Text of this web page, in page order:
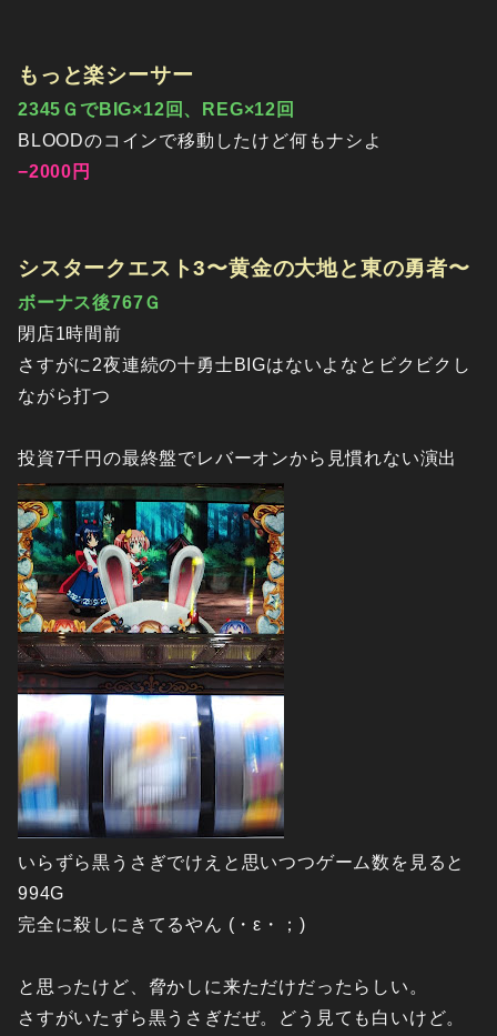
もっと楽シーサー
2345ＧでBIG×12回、REG×12回
BLOODのコインで移動したけど何もナシよ
−2000円
シスタークエスト3〜黄金の大地と東の勇者〜
ボーナス後767Ｇ
閉店1時間前
さすがに2夜連続の十勇士BIGはないよなとビクビクし
ながら打つ
投資7千円の最終盤でレバーオンから見慣れない演出
いらずら黒うさぎでけえと思いつつゲーム数を見ると
994G
完全に殺しにきてるやん (・ε・；)
と思ったけど、脅かしに来ただけだったらしい。
さすがいたずら黒うさぎだぜ。どう見ても白いけど。